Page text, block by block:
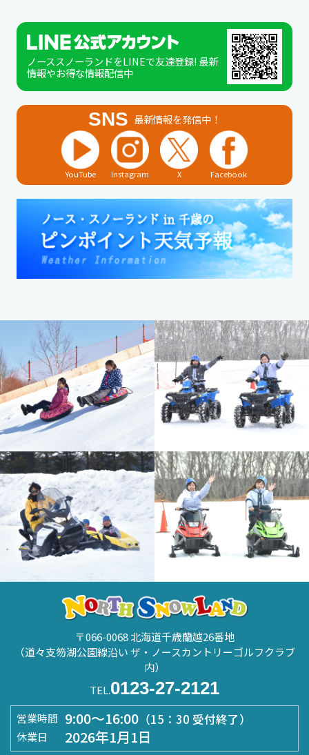
ノーススノーランドをLINEで友達登録! 最新
情報やお得な情報配信中
SNS 最新情報を発信中！
YouTube Instagram X Facebook
〒066-0068 北海道千歳蘭越26番地
（道々支笏湖公園線沿い ザ・ノースカントリーゴルフクラブ
内）
TEL.0123-27-2121
営業時間 9:00～16:00 （15：30 受付終了）
休業日 2026年1月1日